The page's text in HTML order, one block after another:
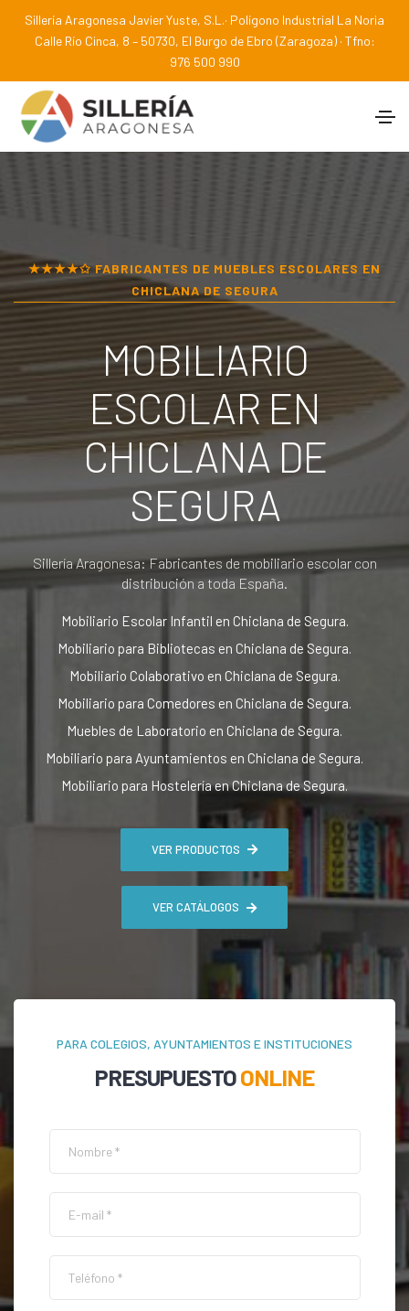
Sillería Aragonesa Javier Yuste, S.L.· Polígono Industrial La Noria
Calle Río Cinca, 8 – 50730, El Burgo de Ebro (Zaragoza) · Tfno:
976 500 990
★★★★✩ FABRICANTES DE MUEBLES ESCOLARES EN
CHICLANA DE SEGURA
MOBILIARIO
ESCOLAR EN
CHICLANA DE
SEGURA
Sillería Aragonesa: Fabricantes de mobiliario escolar con
distribución a toda España.
Mobiliario Escolar Infantil en Chiclana de Segura.
Mobiliario para Bibliotecas en Chiclana de Segura.
Mobiliario Colaborativo en Chiclana de Segura.
Mobiliario para Comedores en Chiclana de Segura.
Muebles de Laboratorio en Chiclana de Segura.
Mobiliario para Ayuntamientos en Chiclana de Segura.
Mobiliario para Hostelería en Chiclana de Segura.
VER PRODUCTOS
VER CATÁLOGOS
PARA COLEGIOS, AYUNTAMIENTOS E INSTITUCIONES
PRESUPUESTOONLINE